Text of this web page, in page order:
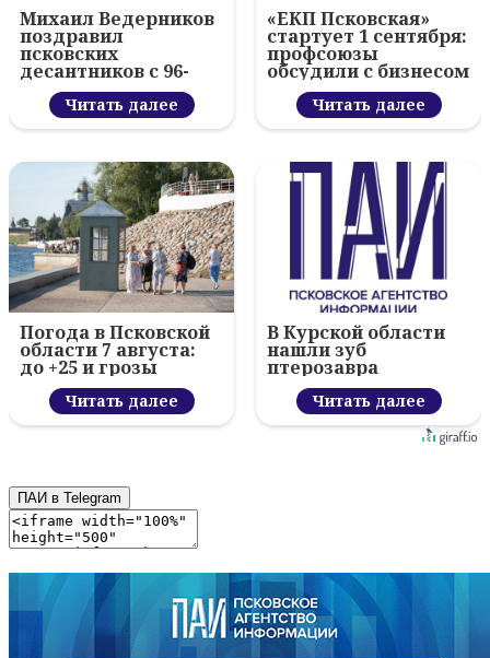
Михаил Ведерников
поздравил
псковских
десантников с 96-
летием ВДВ и
вручил награды
Читать далее
«ЕКП Псковская»
стартует 1 сентября:
профсоюзы
обсудили с бизнесом
новый цифровой
проектЧитать далее
Погода в Псковской
области 7 августа:
до +25 и грозы
Читать далее
В Курской области
нашли зуб
птерозавра
Читать далее
ПАИ в Telegram